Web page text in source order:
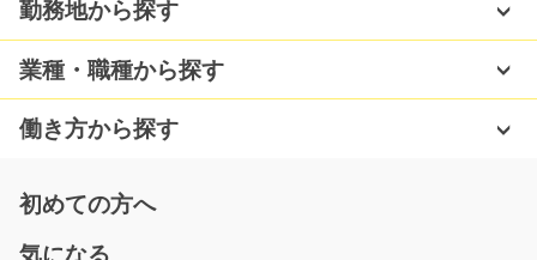
筆記用具をセットしてボタンを押す作業/t06_0016
6急募
筆記用具、くるま部品をセットしてボタンを押す仕事★
先輩が優しく教えてく…
時給1300円～
勤務地から探す
業種・職種から探す
働き方から探す
初めての方へ